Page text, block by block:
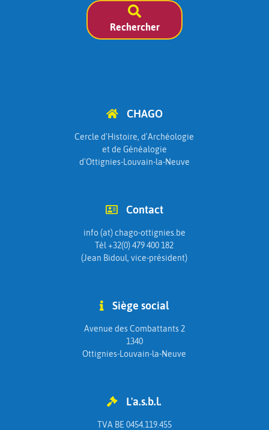
Rechercher
CHAGO
Cercle d'Histoire, d'Archéologie
et de Généalogie
d'Ottignies-Louvain-la-Neuve
Contact
info (at) chago-ottignies.be
Tél +32(0) 479 400 182
(Jean Bidoul, vice-président)
Siège social
Avenue des Combattants 2
1340
Ottignies-Louvain-la-Neuve
L'a.s.b.l.
TVA BE 0454.119.455